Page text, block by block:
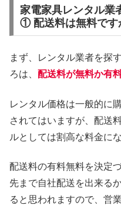
家電家具レンタル業
① 配送料は無料です
まず、レンタル業者を探
ろは、 配送料が無料か有
レンタル価格は一般的に
されてはいますが、配送
ルとしては割高な料金に
配送料の有料無料を決定
先まで自社配送を出来る
ると思われますので、営